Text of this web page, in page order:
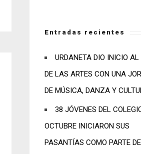
Entradas recientes
URDANETA DIO INICIO AL
DE LAS ARTES CON UNA
DE MÚSICA, DANZA Y
38 JÓVENES DEL
OCTUBRE INICIARON SUS
PASANTÍAS COMO PARTE